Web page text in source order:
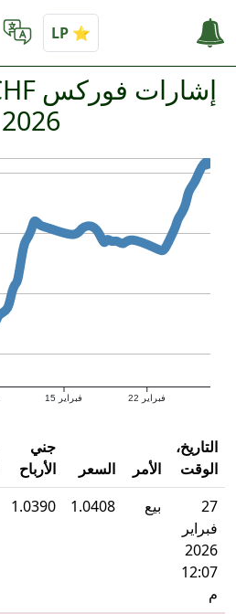
2026
فبراير 15 فبراير 22
التاريخ،
الوقت
الأمر السعر
جني
الأرباح
27
فبراير
2026
12:07
م
بيع 1.0408
1.0390